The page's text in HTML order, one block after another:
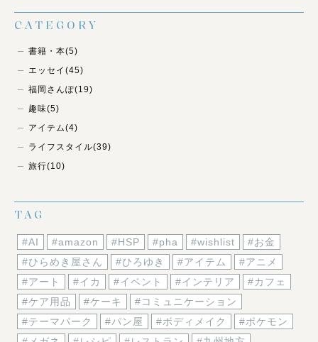
CATEGORY
書籍・本(5)
エッセイ (45)
福岡さんぽ(19)
趣味(5)
アイテム(4)
ライフスタイル(39)
旅行(10)
TAG
#AI #amazon #HSP #pha #wishlist
#お金
#ひらめき屋さん
#ひろゆき #アイテム
#アニメ
#アート
#イカ #イベント #インテリア
#カフェ
#ケア用品
#ケーキ
#コミュニケーション
#テーマパーク
#パン屋 #ボディメイク
#ポケモン